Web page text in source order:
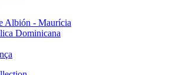
Albión - Maurícia
Dominicana